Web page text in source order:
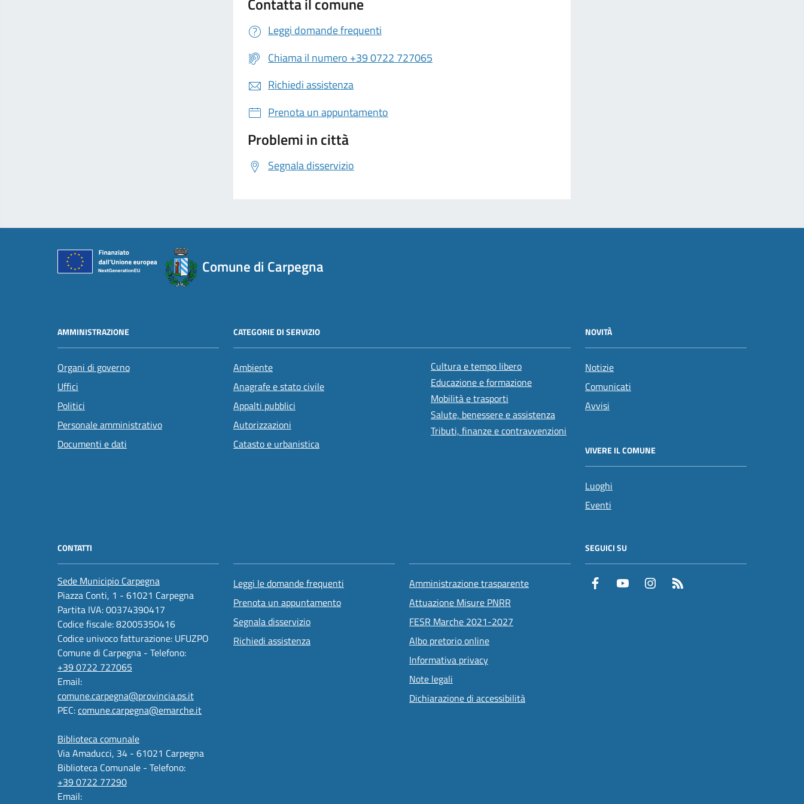
Contatta il comune
Leggi domande frequenti
Chiama il numero +39 0722 727065
Richiedi assistenza
Prenota un appuntamento
Problemi in città
Segnala disservizio
Comune di Carpegna
AMMINISTRAZIONE
Organi di governo
Uffici
Politici
Personale amministrativo
Documenti e dati
CATEGORIE DI SERVIZIO
Ambiente
Anagrafe e stato civile
Appalti pubblici
Autorizzazioni
Catasto e urbanistica
Cultura e tempo libero
Educazione e formazione
Mobilità e trasporti
Salute, benessere e assistenza
Tributi, finanze e contravvenzioni
NOVITÀ
Notizie
Comunicati
Avvisi
VIVERE IL COMUNE
Luoghi
Eventi
CONTATTI
Sede Municipio Carpegna
Piazza Conti, 1 - 61021 Carpegna
Partita IVA: 00374390417
Codice fiscale: 82005350416
Codice univoco fatturazione: UFUZPO
Comune di Carpegna - Telefono:
+39 0722 727065
Email:
comune.carpegna@provincia.ps.it
PEC:comune.carpegna@emarche.it
Biblioteca comunale
Via Amaducci, 34 - 61021 Carpegna
Biblioteca Comunale - Telefono:
+39 0722 77290
Email:
Leggi le domande frequenti
Prenota un appuntamento
Segnala disservizio
Richiedi assistenza
Amministrazione trasparente
Attuazione Misure PNRR
FESR Marche 2021-2027
Albo pretorio online
Informativa privacy
Note legali
Dichiarazione di accessibilità
SEGUICI SU
Facebook YouTube Instagram